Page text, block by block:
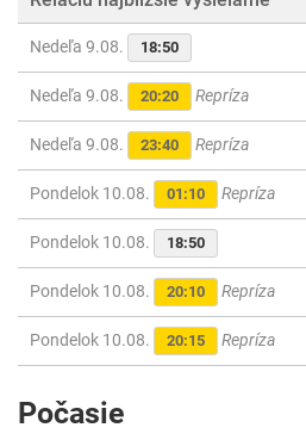
Nedeľa 9.08. 18:50
Nedeľa 9.08. 20:20 Repríza
Nedeľa 9.08. 23:40 Repríza
Pondelok 10.08. 01:10 Repríza
Pondelok 10.08. 18:50
Pondelok 10.08. 20:10 Repríza
Pondelok 10.08. 20:15 Repríza
Počasie